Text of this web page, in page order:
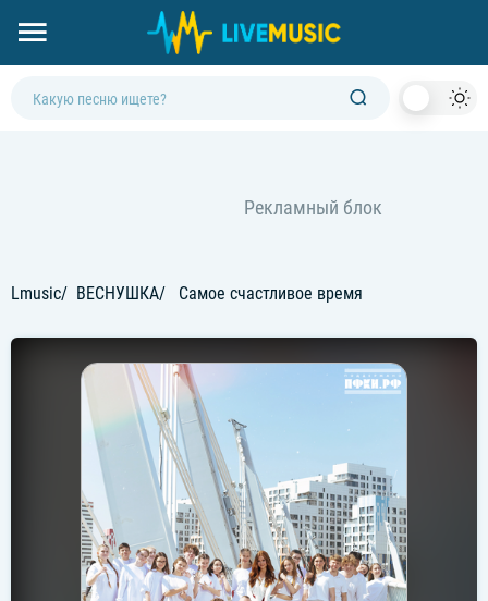
Lmusic ВЕСНУШКА Самое счастливое время